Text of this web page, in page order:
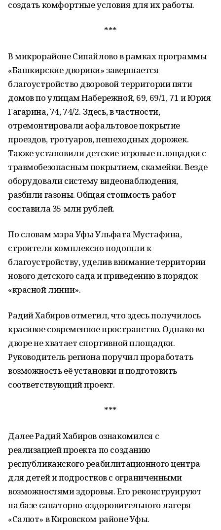
создать комфортные условия для их работы.
***
В микрорайоне Сипайлово в рамках программы
«Башкирские дворики» завершается
благоустройство дворовой территории пяти
домов по улицам Набережной, 69, 69/1, 71 и Юрия
Гагарина, 74, 74/2. Здесь, в частности,
отремонтировали асфальтовое покрытие
проездов, тротуаров, пешеходных дорожек.
Также установили детские игровые площадки с
травмобезопасным покрытием, скамейки. Везде
оборудовали систему видеонаблюдения,
разбили газоны. Общая стоимость работ
составила 35 млн рублей.
По словам мэра Уфы Ульфата Мустафина,
строители комплексно подошли к
благоустройству, уделив внимание территории
нового детского сада и приведению в порядок
«красной линии».
Радий Хабиров отметил, что здесь получилось
красивое современное пространство. Однако во
дворе не хватает спортивной площадки.
Руководитель региона поручил проработать
возможность её установки и подготовить
соответствующий проект.
***
Далее Радий Хабиров ознакомился с
реализацией проекта по созданию
республиканского реабилитационного центра
для детей и подростков с ограниченными
возможностями здоровья. Его реконструируют
на базе санаторно-оздоровительного лагеря
«Салют» в Кировском районе Уфы.